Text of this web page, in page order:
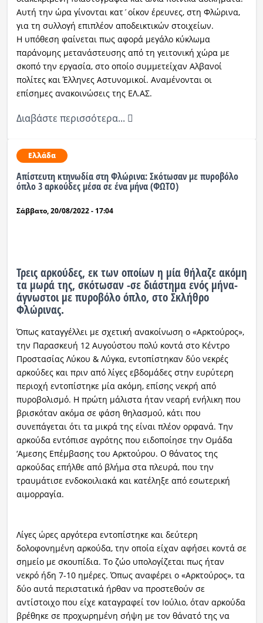
Αυτή την ώρα γίνονται κατ´οίκον έρευνες, στη Φλώρινα,
για τη συλλογή επιπλέον αποδεικτικών στοιχείων.
Η υπόθεση φαίνεται πως αφορά μεγάλο κύκλωμα
παράνομης μετανάστευσης από τη γειτονική χώρα με
σκοπό την εργασία, στο οποίο συμμετείχαν Αλβανοί
πολίτες και Έλληνες Αστυνομικοί. Αναμένονται οι
επίσημες ανακοινώσεις της ΕΛ.ΑΣ.
Διαβάστε περισσότερα...
Ελλάδα
Απίστευτη κτηνωδία στη Φλώρινα: Σκότωσαν με πυροβόλο
όπλο 3 αρκούδες μέσα σε ένα μήνα (ΦΩΤΟ)
Σάββατο, 20/08/2022 - 17:04
Τρεις αρκούδες, εκ των οποίων η μία θήλαζε ακόμη
τα μωρά της, σκότωσαν -σε διάστημα ενός μήνα-
άγνωστοι με πυροβόλο όπλο, στο Σκλήθρο
Φλώρινας.
Όπως καταγγέλλει με σχετική ανακοίνωση ο «Αρκτούρος»,
την Παρασκευή 12 Αυγούστου πολύ κοντά στο Κέντρο
Προστασίας Λύκου & Λύγκα, εντοπίστηκαν δύο νεκρές
αρκούδες και πριν από λίγες εβδομάδες στην ευρύτερη
περιοχή εντοπίστηκε μία ακόμη, επίσης νεκρή από
πυροβολισμό. Η πρώτη μάλιστα ήταν νεαρή ενήλικη που
βρισκόταν ακόμα σε φάση θηλασμού, κάτι που
συνεπάγεται ότι τα μικρά της είναι πλέον ορφανά. Την
αρκούδα εντόπισε αγρότης που ειδοποίησε την Ομάδα
‘Αμεσης Επέμβασης του Αρκτούρου. Ο θάνατος της
αρκούδας επήλθε από βλήμα στα πλευρά, που την
τραυμάτισε ενδοκοιλιακά και κατέληξε από εσωτερική
αιμορραγία.
Λίγες ώρες αργότερα εντοπίστηκε και δεύτερη
δολοφονημένη αρκούδα, την οποία είχαν αφήσει κοντά σε
σημείο με σκουπίδια. Το ζώο υπολογίζεται πως ήταν
νεκρό ήδη 7-10 ημέρες. Όπως αναφέρει ο «Αρκτούρος», τα
δύο αυτά περιστατικά ήρθαν να προστεθούν σε
αντίστοιχο που είχε καταγραφεί τον Ιούλιο, όταν αρκούδα
βρέθηκε σε προχωρημένη σήψη με τον θάνατό της να